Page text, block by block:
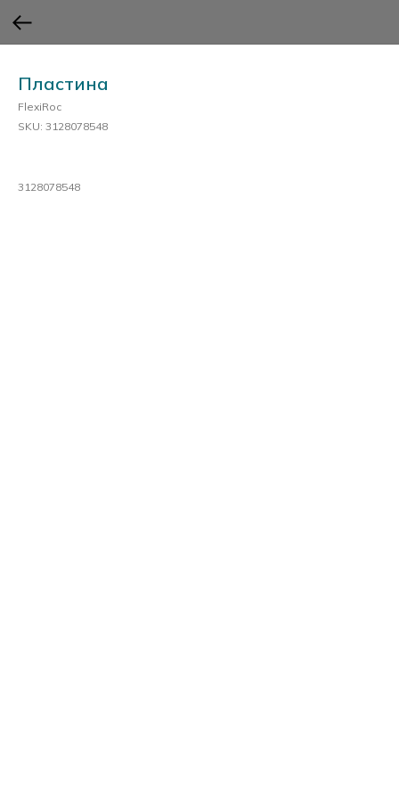
Пластина
FlexiRoc
SKU: 3128078548
3128078548